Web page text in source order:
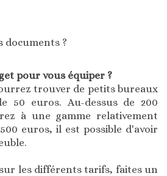
documents ?
pour vous équiper ?
trouver de petits bureaux
50 euros. Au-dessus de 200
à une gamme relativement
euros, il est possible d'avoir
les différents tarifs, faites un